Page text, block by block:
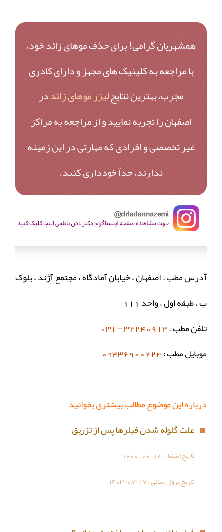
همشهریان گرامی! برای حذف موهای زائد خود،
با مراجعه به کلینیک های مجهز و دارای کادری
مجرب، بهترین نتایجلیزر موهای زائددر
اصفهان را تجربه نمایید و از مراجعه به مراکز
غیر تخصصی و افرادی که مهارتی در این زمینه
ندارند، جداً خودداری کنید.
آدرس مطب : اصفهان ، خیابان آمادگاه ، مجتمع آژند ، بلوک
ب ، طبقه اول ، واحد 111
تلفن مطب :32240913 - 031
موبایل مطب :09336900224
درباره این موضوع مطالب بیشتری بخوانید
علت گلوله شدن فیلرها پس از تزریق
تاریخ انتشار :1400-06-18
تاریخ بروز رسانی :1403-07-17